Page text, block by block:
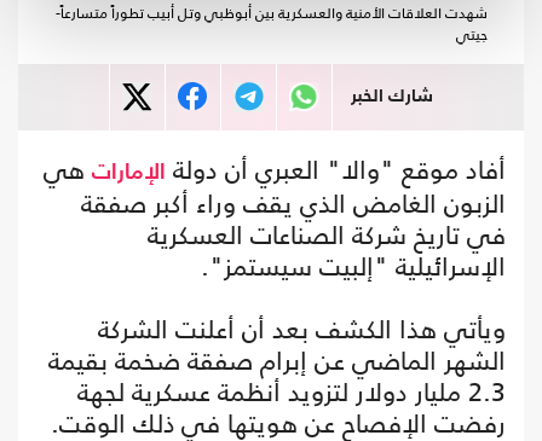
شهدت العلاقات الأمنية والعسكرية بين أبوظبي وتل أبيب تطوراً متسارعاً-
جيتي
شارك الخبر
أفاد موقع "والا" العبري أن دولة الإمارات هي
الزبون الغامض الذي يقف وراء أكبر صفقة
في تاريخ شركة الصناعات العسكرية
الإسرائيلية "إلبيت سيستمز".
ويأتي هذا الكشف بعد أن أعلنت الشركة
الشهر الماضي عن إبرام صفقة ضخمة بقيمة
2.3 مليار دولار لتزويد أنظمة عسكرية لجهة
رفضت الإفصاح عن هويتها في ذلك الوقت.